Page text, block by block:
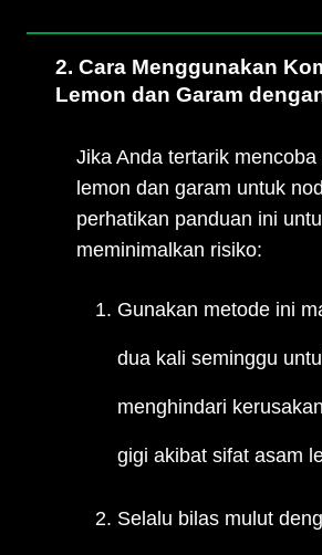
2. Cara Menggunakan
Lemon dan Garam
Jika Anda tertarik mencoba
lemon dan garam untuk
perhatikan panduan ini
meminimalkan risiko:
Gunakan metode ini
dua kali seminggu
menghindari
gigi akibat sifat asam
Selalu bilas mulut